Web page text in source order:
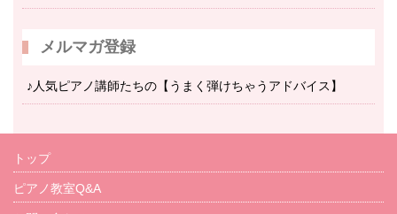
メルマガ登録
♪人気ピアノ講師たちの【うまく弾けちゃうアドバイス】
トップ
ピアノ教室Q&A